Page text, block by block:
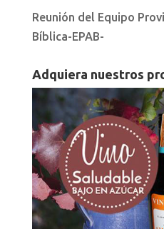
Reunión del Equipo
Bíblica-EPAB-
Adquiera nuestros